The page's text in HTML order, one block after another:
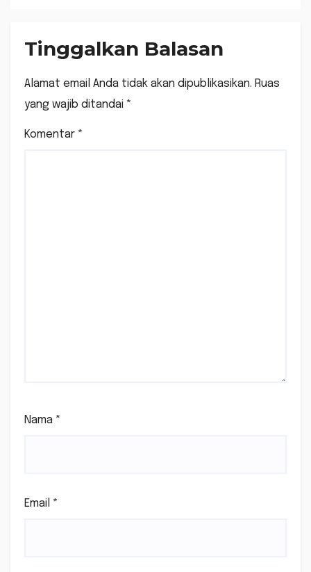
Tinggalkan Balasan
Alamat email Anda tidak akan dipublikasikan. Ruas
yang wajib ditandai *
Komentar *
Nama *
Email *